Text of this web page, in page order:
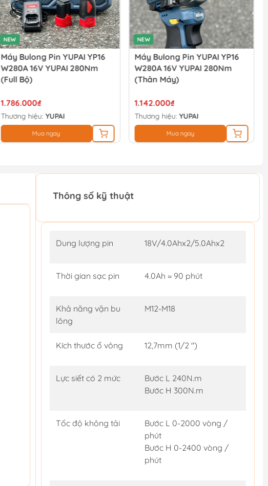
NEW
Máy Bulong Pin YUPAI YP16
W280A 16V YUPAI 280Nm
(full Bộ)
1.786.000₫
Thương hiệu:YUPAI
Mua ngay
NEW
Máy Bulong Pin YUPAI YP16
W280A 16V YUPAI 280Nm
(thân Máy)
1.142.000₫
Thương hiệu:YUPAI
Mua ngay
Thông số kỹ thuật
Dung lượng pin 18V/4.0Ahx2/5.0Ahx2
Thời gian sạc pin 4.0Ah ≈ 90 phút
Khả năng vặn bu
lông
M12-M18
Kích thước ổ vông 12,7mm (1/2 '')
Lực siết có 2 mức
Bước L 240N.m
Bước H 300N.m
Tốc độ không tải
Bước L 0-2000 vòng /
phút
Bước H 0-2400 vòng /
phút